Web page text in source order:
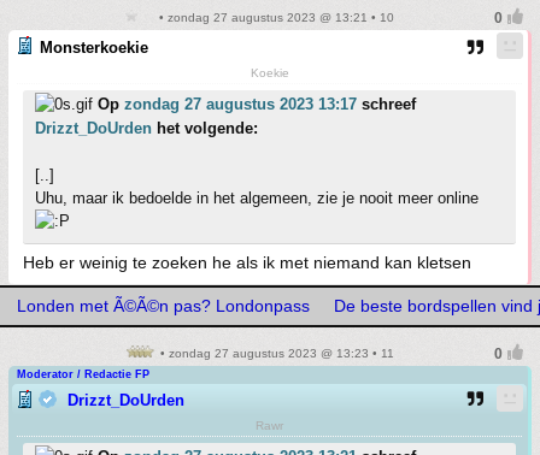
• zondag 27 augustus 2023 @ 13:21 • 10
Monsterkoekie
Koekie
Op zondag 27 augustus 2023 13:17 schreef
Drizzt_DoUrden het volgende:
[..]
Uhu, maar ik bedoelde in het algemeen, zie je nooit meer online
Heb er weinig te zoeken he als ik met niemand kan kletsen
Londen met Ã©Ã©n pas? Londonpass De beste bordspellen vind
• zondag 27 augustus 2023 @ 13:23 • 11
Moderator / Redactie FP
Drizzt_DoUrden
Rawr